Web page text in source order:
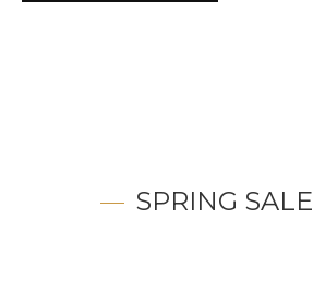
SPRING SALE